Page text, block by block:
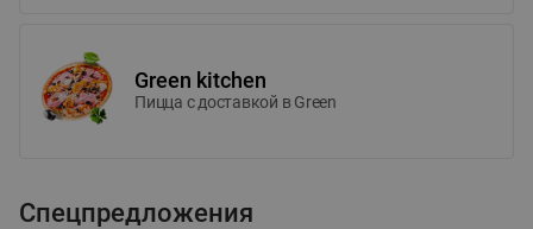
Green kitchen
Пицца c доставкой в Green
Спецпредложения